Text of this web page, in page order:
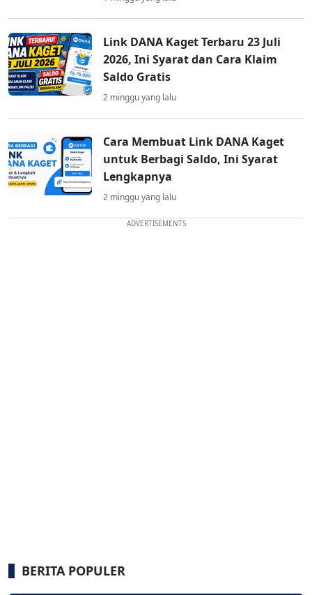
Link DANA Kaget Terbaru 23 Juli
2026, Ini Syarat dan Cara Klaim
Saldo Gratis
2 minggu yang lalu
Cara Membuat Link DANA Kaget
untuk Berbagi Saldo, Ini Syarat
Lengkapnya
2 minggu yang lalu
ADVERTISEMENTS
BERITA POPULER